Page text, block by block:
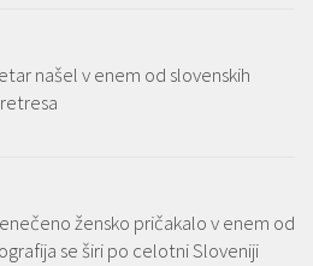
našel v enem od slovenskih
žensko pričakalo v enem od
se širi po celotni Sloveniji